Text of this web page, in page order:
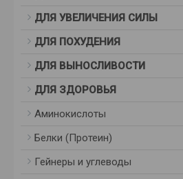
ДЛЯ УВЕЛИЧЕНИЯ СИЛЫ
ДЛЯ ПОХУДЕНИЯ
ДЛЯ ВЫНОСЛИВОСТИ
ДЛЯ ЗДОРОВЬЯ
Аминокислоты
Белки (Протеин)
Гейнеры и углеводы